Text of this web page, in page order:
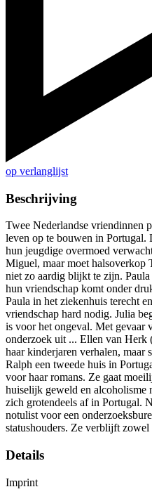
op verlanglijst
Beschrijving
Twee Nederlandse vriendinnen
leven op te bouwen in
hun jeugdige overmoed
Miguel, maar moet halsoverkop
niet zo aardig blijkt te zijn. Paula
hun vriendschap komt onder
Paula in het ziekenhuis terecht
vriendschap hard nodig. Julia
is voor het ongeval. Met gevaar
onderzoek uit ... Ellen van Herk
haar kinderjaren verhalen, maar
Ralph een tweede huis in
voor haar romans. Ze gaat
huiselijk geweld en alcoholisme
zich grotendeels af in Portugal.
notulist voor een
statushouders. Ze verblijft
Details
Imprint